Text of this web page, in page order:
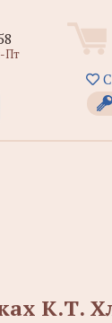
Пт
К.Т.